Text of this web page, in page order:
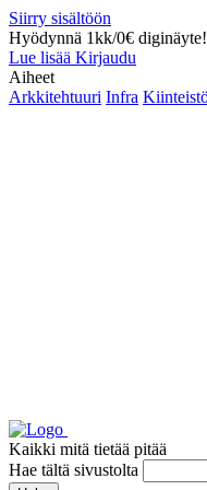
Siirry sisältöön
Hyödynnä 1kk/0€ diginäyte!
Lue lisää Kirjaudu
Aiheet
Arkkitehtuuri Infra
Kaikki mitä tietää pitää
Hae tältä sivustolta